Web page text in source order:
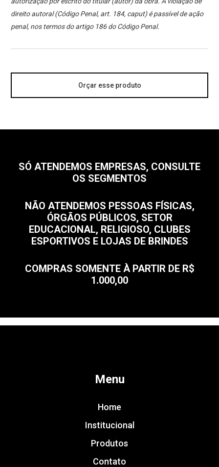
direito autoral (Código Penal, art. 184, caput) é passível de ação
penal, nos termos do artigo 186 do Código Penal.
Orçar esse produto
SÓ ATENDEMOS EMPRESAS, CONSULTE
OS SEGMENTOS
NÃO ATENDEMOS PESSOAS FÍSICAS,
ÓRGÃOS PÚBLICOS, SETOR
EDUCACIONAL, RELIGIOSO, CLUBES
ESPORTIVOS E LOJAS DE BRINDES
COMPRAS SOMENTE À PARTIR DE R$
1.000,00
Menu
Home
Institucional
Produtos
Contato